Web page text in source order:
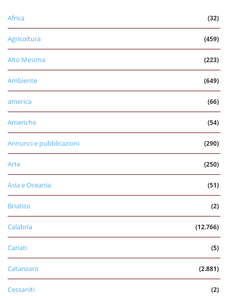
Africa (32)
Agricoltura (459)
Alto Mesima (223)
Ambiente (649)
america (66)
Americhe (54)
Annunci e pubblicazioni (290)
Arte (250)
Asia e Oceania (51)
Briatico (2)
Calabria (12.766)
Cariati (5)
Catanzaro (2.881)
Cessaniti (2)